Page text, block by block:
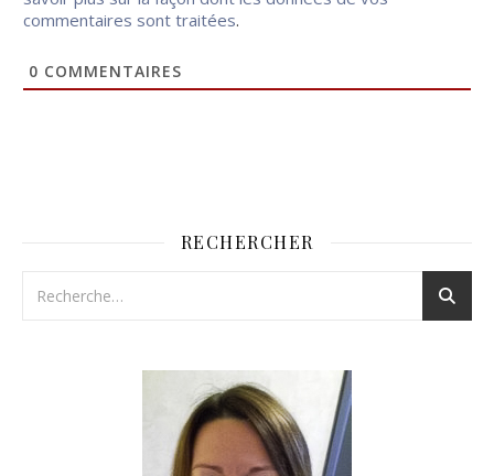
commentaires sont traitées.
0 COMMENTAIRES
RECHERCHER